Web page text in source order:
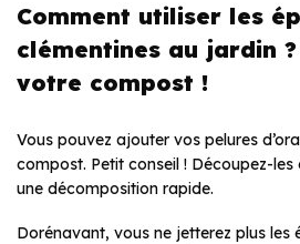
Comment utiliser les
clémentines au jardin
votre compost !
Vous pouvez ajouter vos pelures
compost. Petit conseil ! Découpez-
une décomposition rapide.
Dorénavant, vous ne jetterez plus les